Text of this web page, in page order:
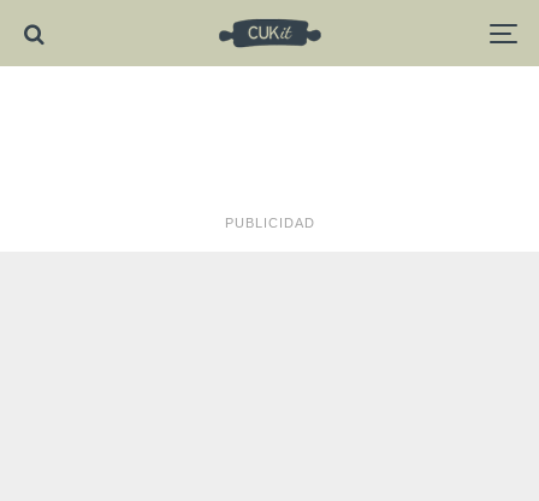
PUBLICIDAD